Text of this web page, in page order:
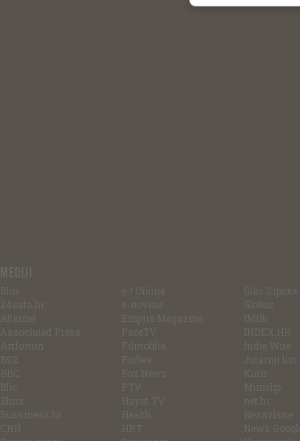
MEDIJI
Blin
24sata.hr
Alternet
Associated Press
Artforum
B92
BBC
Blic
Blinx
Bussiness.hr
CNN
e-! Online
e-novine
Empire Magazine
FaceTV
Filmofilia
Forbes
Fox News
FTV
Hayat TV
Health
HRT
Glas Srpske
Globus
IMDb
INDEX.HR
Indie Wire
Jutarnji list
Kurir
Miniclip
net.hr
Nezavisne
News